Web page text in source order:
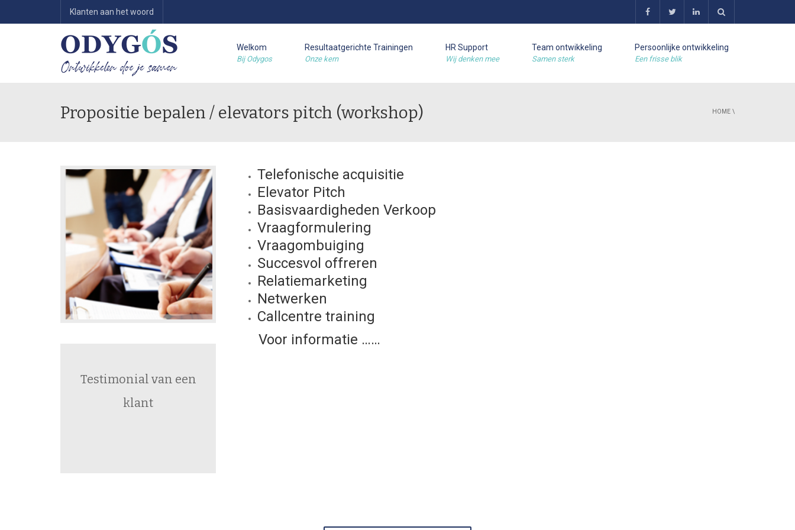
Klanten aan het woord
Welkom
Bij Odygos
Resultaatgerichte Trainingen
Onze kern
HR Support
Wij denken mee
Team ontwikkeling
Samen sterk
Persoonlijke ontwikkeling
Een frisse blik
Propositie bepalen / elevators pitch (workshop) HOME \
Testimonial van een
klant
Telefonische acquisitie
Elevator Pitch
Basisvaardigheden Verkoop
Vraagformulering
Vraagombuiging
Succesvol offreren
Relatiemarketing
Netwerken
Callcentre training
Voor informatie ……